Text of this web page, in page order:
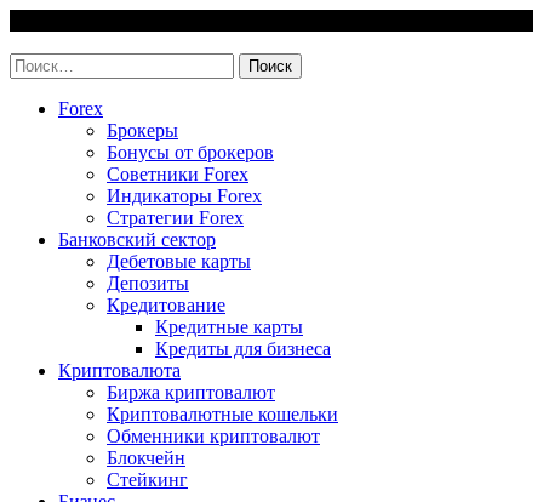
content
Найти:
Forex
Брокеры
Бонусы от брокеров
Советники Forex
Индикаторы Forex
Стратегии Forex
Банковский сектор
Дебетовые карты
Депозиты
Кредитование
Кредитные карты
Кредиты для бизнеса
Криптовалюта
Биржа криптовалют
Криптовалютные кошельки
Обменники криптовалют
Блокчейн
Стейкинг